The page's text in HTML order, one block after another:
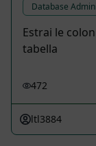
Database
Estrai le
tabella
472
ltl3884